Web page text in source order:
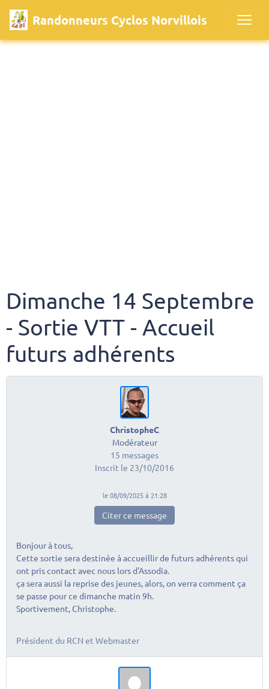
Randonneurs Cyclos Norvillois
Dimanche 14 Septembre
- Sortie VTT - Accueil
futurs adhérents
ChristopheC
Modérateur
15 messages
Inscrit le 23/10/2016
le 08/09/2025 à 21:28
Citer ce message
Bonjour à tous,
Cette sortie sera destinée à accueillir de futurs adhérents qui
ont pris contact avec nous lors d'Assodia.
ça sera aussi la reprise des jeunes, alors, on verra comment ça
se passe pour ce dimanche matin 9h.
Sportivement, Christophe.
Président du RCN et Webmaster